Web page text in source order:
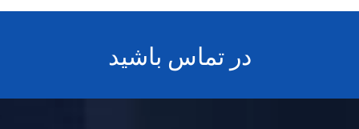
در تماس باشید